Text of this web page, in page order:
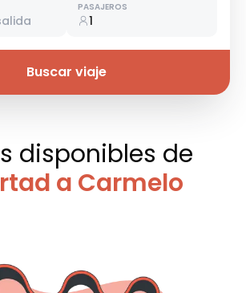
PASAJEROS
1
Buscar viaje
disponibles de
a Carmelo